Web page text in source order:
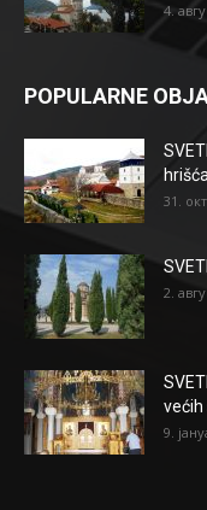
4.
POPULARNE
31.
2.
većih
9.